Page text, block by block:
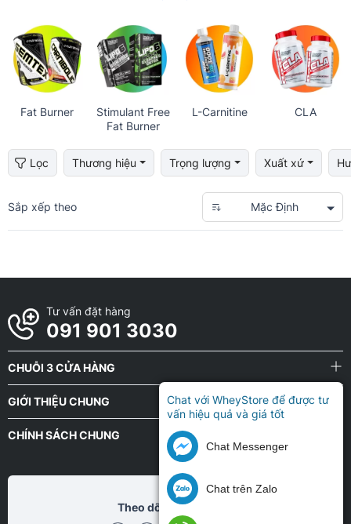
Fat Burner
Stimulant Free
Fat Burner
L-Carnitine CLA
Lọc Thương hiệu Trọng lượng Xuất xứ
Sắp xếp theo Mặc Định
Tư vấn đặt hàng
091 901 3030
CHUỖI 3 CỬA HÀNG
GIỚI THIỆU CHUNG
CHÍNH SÁCH CHUNG
Theo dõi chũng tôi tại
Chat với WheyStore để được tư
vấn hiệu quả và giá tốt
Chat Messenger
Chat trên Zalo